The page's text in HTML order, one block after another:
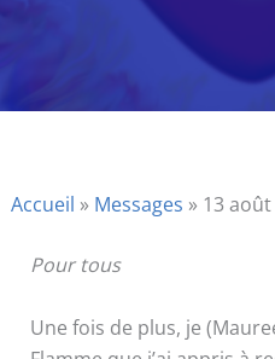
Accueil » Messages » 13
Pour tous
Une fois de plus, je